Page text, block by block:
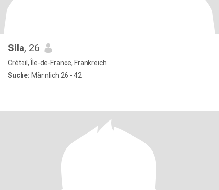
Sila, 26
Créteil, Île-de-France, Frankreich
Suche: Männlich 26 - 42